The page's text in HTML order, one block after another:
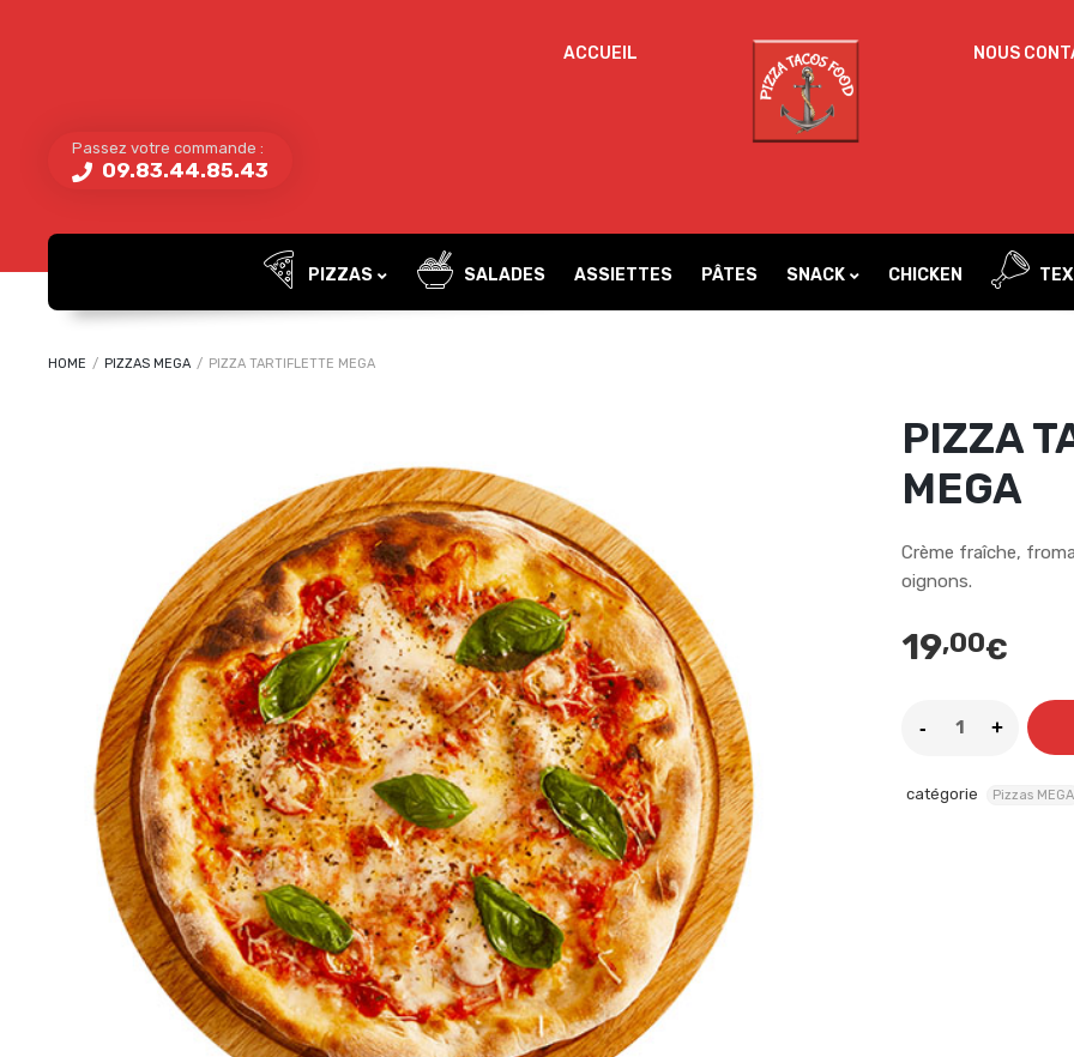
NOUS
ACCUEIL
Passez votre commande :
09.83.44.85.43
IDENTIFICATION
PIZZAS SALADES ASSIETTES PÂTES SNACK CHICKEN
HOME / PIZZAS MEGA / PIZZA TARTIFLETTE MEGA
PIZZA
MEGA
Crème fraîche,
oignons.
19,00€
catégorie Pizzas MEGA